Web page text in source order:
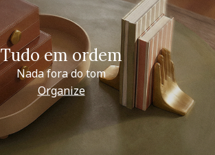
Tudo em ordem
Nada fora do tom
Organize